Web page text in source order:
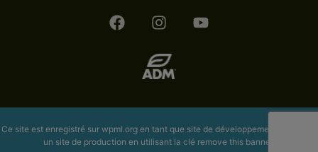
Ce site est enregistré sur wpml.orgen tant que site de développement. Passez à
un site de production en utilisant la clé remove this banner